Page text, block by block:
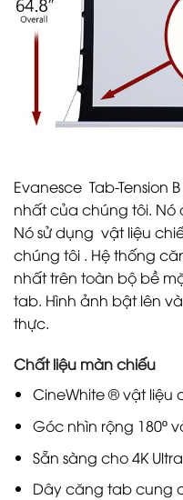
Evanesce Tab-Tension
nhất của chúng tôi. Nó
Nó sử dụng vật liệu
chúng tôi . Hệ thống
nhất trên toàn bộ bề
tab. Hình ảnh bật lên
thực.
Chất liệu màn chiếu
CineWhite ® vật liệu
Góc nhìn rộng 180º
Sẵn sàng cho 4K
Dây căng tab cung